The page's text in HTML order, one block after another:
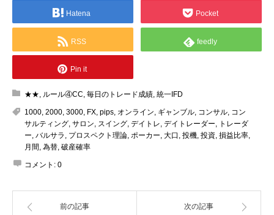
Hatena Pocket
RSS feedly
Pin it
★★ ルール④CC 毎日のトレード成績 統一IFD
1000 2000 3000 FX pips オンライン ギャンブル コンサル コン
サルティング サロン スイング デイトレ デイトレーダー
トレーダ
ー バルサラ プロスペクト理論 ポーカー 大口 投機 投資 損益比率
月間 為替 破産確率
コメント: 0
前の記事 次の記事